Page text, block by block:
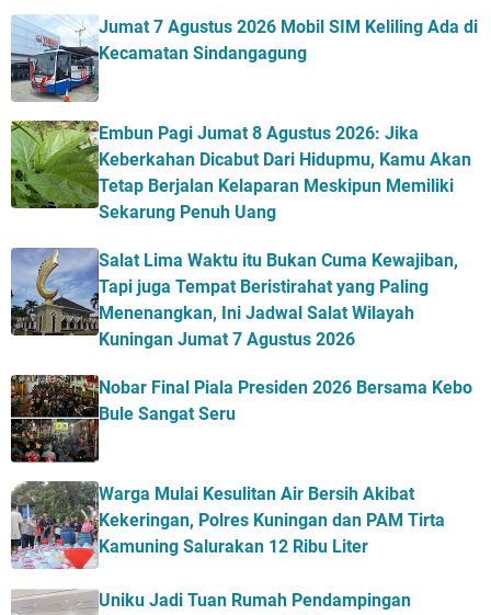
Jumat 7 Agustus 2026 Mobil SIM Keliling Ada di
Kecamatan Sindangagung
Embun Pagi Jumat 8 Agustus 2026: Jika
Keberkahan Dicabut Dari Hidupmu, Kamu Akan
Tetap Berjalan Kelaparan Meskipun Memiliki
Sekarung Penuh Uang
Salat Lima Waktu itu Bukan Cuma Kewajiban,
Tapi juga Tempat Beristirahat yang Paling
Menenangkan, Ini Jadwal Salat Wilayah
Kuningan Jumat 7 Agustus 2026
Nobar Final Piala Presiden 2026 Bersama Kebo
Bule Sangat Seru
Warga Mulai Kesulitan Air Bersih Akibat
Kekeringan, Polres Kuningan dan PAM Tirta
Kamuning Salurakan 12 Ribu Liter
Uniku Jadi Tuan Rumah Pendampingan